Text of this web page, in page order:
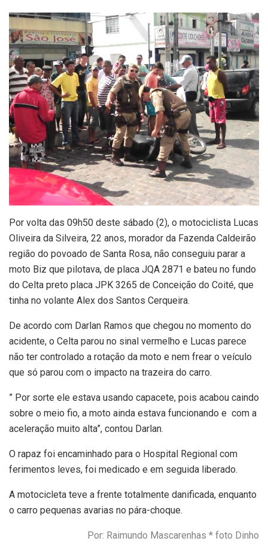
Por volta das 09h50 deste sábado (2), o motociclista Lucas
Oliveira da Silveira, 22 anos, morador da Fazenda Caldeirão
região do povoado de Santa Rosa, não conseguiu parar a
moto Biz que pilotava, de placa JQA 2871 e bateu no fundo
do Celta preto placa JPK 3265 de Conceição do Coité, que
tinha no volante Alex dos Santos Cerqueira.
De acordo com Darlan Ramos que chegou no momento do
acidente, o Celta parou no sinal vermelho e Lucas parece
não ter controlado a rotação da moto e nem frear o veículo
que só parou com o impacto na trazeira do carro.
” Por sorte ele estava usando capacete, pois acabou caindo
sobre o meio fio, a moto ainda estava funcionando e com a
aceleração muito alta”, contou Darlan.
O rapaz foi encaminhado para o Hospital Regional com
ferimentos leves, foi medicado e em seguida liberado.
A motocicleta teve a frente totalmente danificada, enquanto
o carro pequenas avarias no pára-choque.
Por: Raimundo Mascarenhas * foto Dinho